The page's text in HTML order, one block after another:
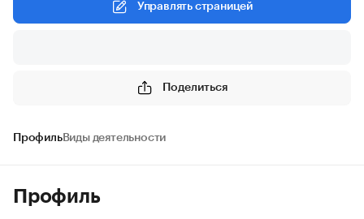
Управлять страницей
Поделиться
ПрофильВиды деятельности
Профиль